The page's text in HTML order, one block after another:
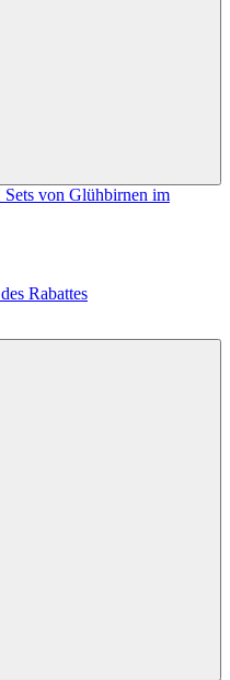
Sets von Glühbirnen im
Rabattes